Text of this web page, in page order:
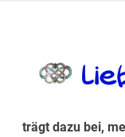
Suche
trägt dazu bei,